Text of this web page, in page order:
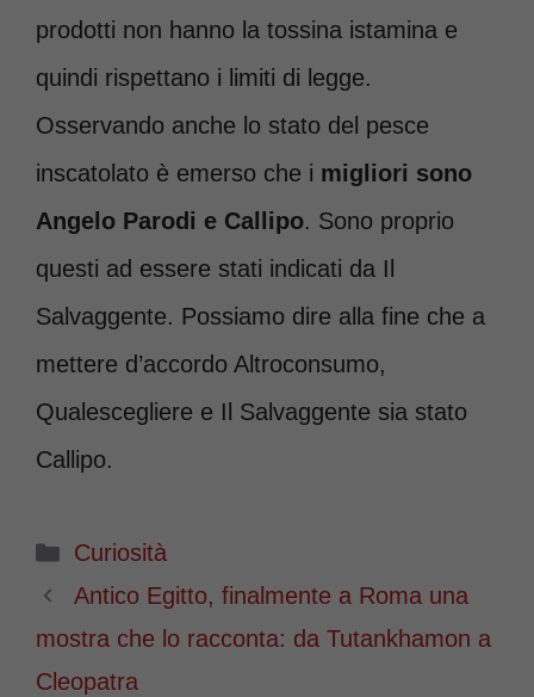
prodotti non hanno la tossina istamina e
quindi rispettano i limiti di legge.
Osservando anche lo stato del pesce
inscatolato è emerso che i migliori sono
Angelo Parodi e Callipo. Sono proprio
questi ad essere stati indicati da Il
Salvaggente. Possiamo dire alla fine che a
mettere d’accordo Altroconsumo,
Qualescegliere e Il Salvaggente sia stato
Callipo.
Categorie
Curiosità
Antico Egitto, finalmente a Roma una
mostra che lo racconta: da Tutankhamon a
Cleopatra